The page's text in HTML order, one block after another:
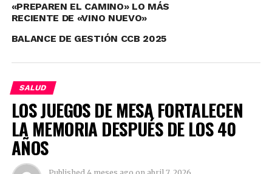
Canicaradio
See author's posts
«PREPAREN EL CAMINO» LO MÁS
RECIENTE DE «VINO NUEVO»
BALANCE DE GESTIÓN CCB 2025
SALUD
LOS JUEGOS DE MESA FORTALECEN
LA MEMORIA DESPUÉS DE LOS 40
AÑOS